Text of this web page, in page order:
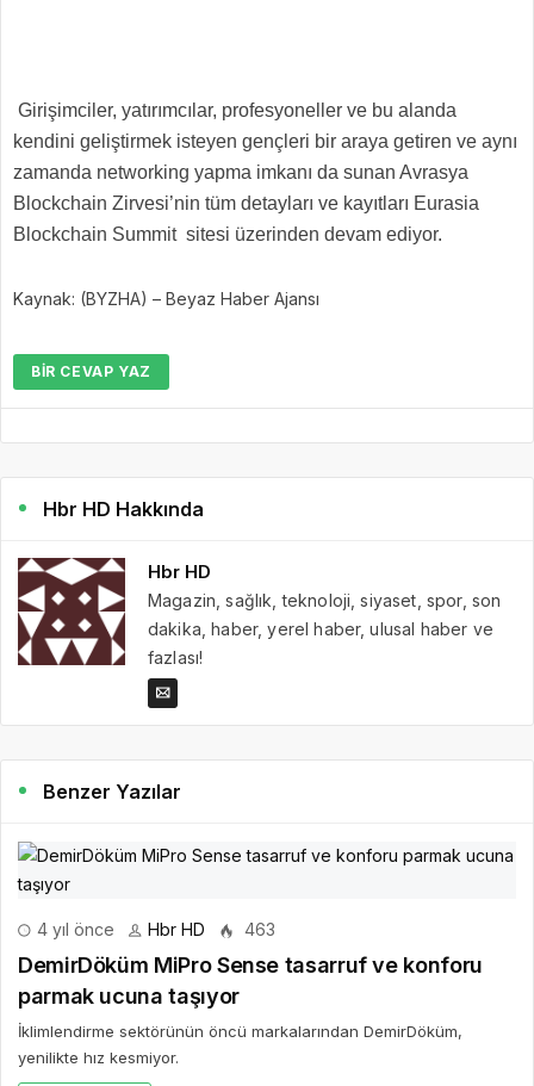
Girişimciler, yatırımcılar, profesyoneller ve bu alanda
kendini geliştirmek isteyen gençleri bir araya getiren ve aynı
zamanda networking yapma imkanı da sunan Avrasya
Blockchain Zirvesi’nin tüm detayları ve kayıtları Eurasia
Blockchain Summit sitesi üzerinden devam ediyor.
Kaynak: (BYZHA) – Beyaz Haber Ajansı
BIR CEVAP YAZ
Hbr HD Hakkında
Hbr HD
Magazin, sağlık, teknoloji, siyaset, spor, son
dakika, haber, yerel haber, ulusal haber ve
fazlası!
Benzer Yazılar
4 yıl önce Hbr HD 463
DemirDöküm MiPro Sense tasarruf ve konforu
parmak ucuna taşıyor
İklimlendirme sektörünün öncü markalarından DemirDöküm,
yenilikte hız kesmiyor.